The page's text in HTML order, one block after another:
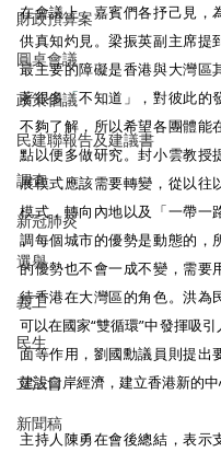
財政預算案
圓桌會議
政策倡議
民建聯報告及建議書
調查
新冠肺炎
選舉
義工
民生
立法會
新聞稿
在會議上，嘉賓們各抒己見，
供真知灼見。梁振英副主席提
最主要的障礙是香港與大灣區
著很多「不知道」，對彼此的
不夠了解，所以希望各團體能
點以便多做研究。封小雲教授
展模式應該需要轉變，從以往
模式，轉向內地以及「一帶一
調每個城市的優勢是動態的，
的優勢也不會一成不變，需要
待香港在大灣區的角色。洪為
可以在國家“雙循環”中發揮吸
面等作用，劉國勳議員則提出
建設口岸經濟，建立香港新的中
主持人陳勇在會後總結，表示